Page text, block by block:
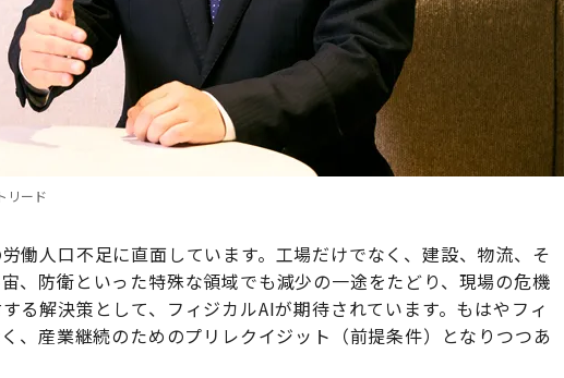
リード
働人口不足に直面しています。工場だけでなく、建設、物流、そ
、防衛といった特殊な領域でも減少の一途をたどり、現場の危機
る解決策として、フィジカルAIが期待されています。もはやフィ
、産業継続のためのプリレクイジット（前提条件）となりつつあ